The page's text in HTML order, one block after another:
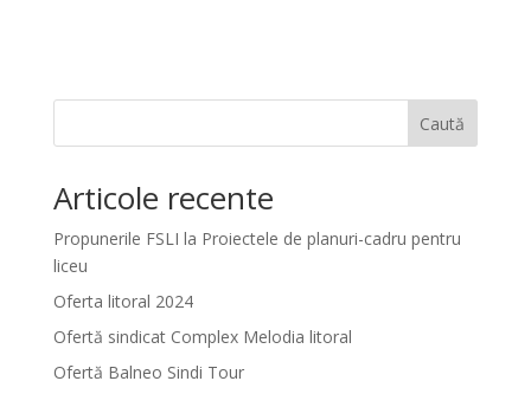
Caută
Articole recente
Propunerile FSLI la Proiectele de planuri-cadru pentru
liceu
Oferta litoral 2024
Ofertă sindicat Complex Melodia litoral
Ofertă Balneo Sindi Tour